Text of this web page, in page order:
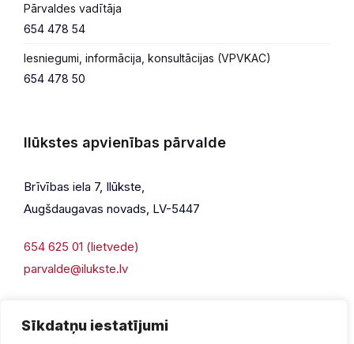
Sīkdatņu iestatījumi
Pārvaldes vadītāja
654 478 54
Iesniegumi, informācija, konsultācijas (VPVKAC)
654 478 50
Ilūkstes apvienības pārvalde
Brīvības iela 7, Ilūkste,
Augšdaugavas novads, LV-5447
654 625 01 (lietvede)
parvalde@ilukste.lv